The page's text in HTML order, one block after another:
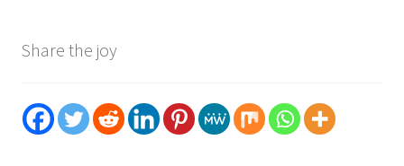
Share the joy